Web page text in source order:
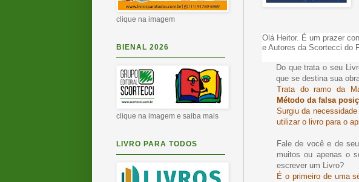
Olá Heitor. É um prazer
e Autores da Scortecci do
Do que trata o seu
que se destina sua
Trata do ramo da
Método da falsa
Surgiu da
utilizar o livro para o
Fale de você e de
muitos ou apenas o
escrever um Livro?
É o primeiro de uma
clique na imagem
BIENAL 2026
clique na imagem e saiba mais
LIVRO PARA TODOS